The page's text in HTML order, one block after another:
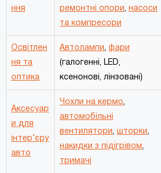
ння
ремонтні опори, насоси
та компресори
Освітлен
ня та
оптика
Автолампи, фари
(галогенні, LED,
ксенонові, лінзовані)
Аксесуар
и для
інтер’єру
авто
Чохли на кермо,
автомобільні
вентилятори, шторки,
накидки з підігрівом,
тримачі